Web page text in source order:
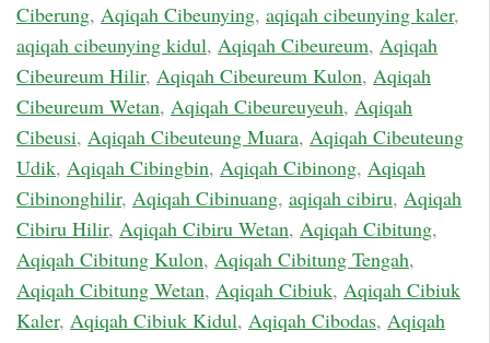
Ciberung, Aqiqah Cibeunying, aqiqah cibeunying kaler,
aqiqah cibeunying kidul, Aqiqah Cibeureum, Aqiqah
Cibeureum Hilir, Aqiqah Cibeureum Kulon, Aqiqah
Cibeureum Wetan, Aqiqah Cibeureuyeuh, Aqiqah
Cibeusi, Aqiqah Cibeuteung Muara, Aqiqah Cibeuteung
Udik, Aqiqah Cibingbin, Aqiqah Cibinong, Aqiqah
Cibinonghilir, Aqiqah Cibinuang, aqiqah cibiru, Aqiqah
Cibiru Hilir, Aqiqah Cibiru Wetan, Aqiqah Cibitung,
Aqiqah Cibitung Kulon, Aqiqah Cibitung Tengah,
Aqiqah Cibitung Wetan, Aqiqah Cibiuk, Aqiqah Cibiuk
Kaler, Aqiqah Cibiuk Kidul, Aqiqah Cibodas, Aqiqah